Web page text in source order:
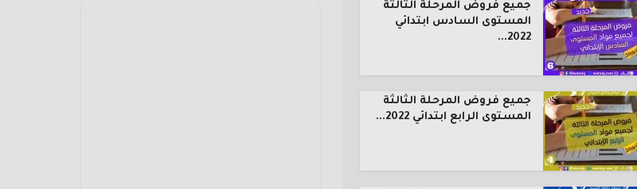
جميع فروض المرحلة الثالثة
المستوى السادس ابتدائي
2022...
جميع فروض المرحلة الثالثة
المستوى الرابع ابتدائي 2022...